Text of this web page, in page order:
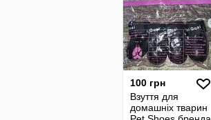
100 грн
Взуття для
домашніх тварин